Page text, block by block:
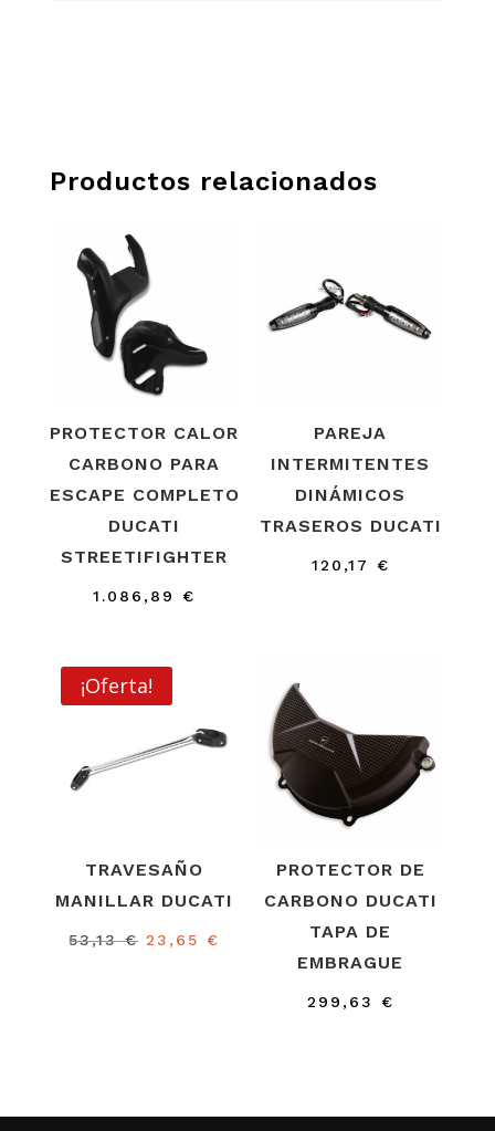
Productos relacionados
PROTECTOR CALOR
CARBONO PARA
ESCAPE COMPLETO
DUCATI
STREETIFIGHTER
1.086,89 €
PAREJA
INTERMITENTES
DINÁMICOS
TRASEROS DUCATI
120,17 €
¡Oferta!
TRAVESAÑO
MANILLAR DUCATI
53,13€ El
23,65 €
PROTECTOR DE
CARBONO DUCATI
TAPA DE
EMBRAGUE
299,63 €